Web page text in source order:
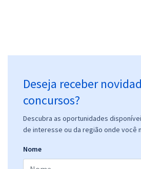
Politec PE - Polícia Científica de
R$ 271,84à vista
Comprar
Deseja receber
concursos?
Descubra as oportunidades
de interesse ou da região onde você
Nome